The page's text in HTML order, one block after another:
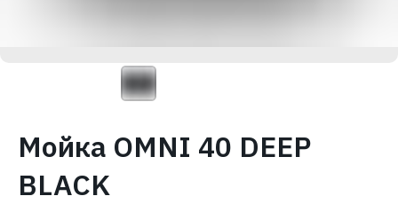
Мойка OMNI 40 DEEP
BLACK